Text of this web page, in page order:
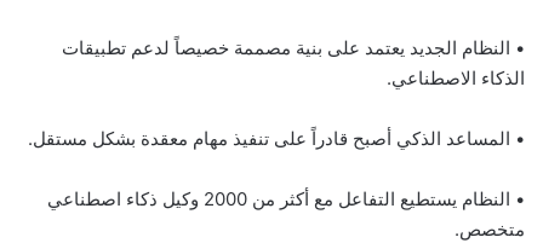
• النظام الجديد يعتمد على بنية مصممة خصيصاً لدعم تطبيقات
الذكاء الاصطناعي.
• المساعد الذكي أصبح قادراً على تنفيذ مهام معقدة بشكل مستقل.
• النظام يستطيع التفاعل مع أكثر من 2000 وكيل ذكاء اصطناعي
متخصص.